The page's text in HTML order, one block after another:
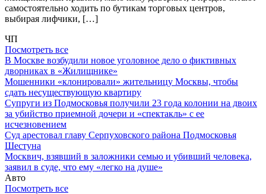
самостоятельно ходить по бутикам торговых центров,
выбирая лифчики, […]
ЧП
Посмотреть все
В Москве возбудили новое уголовное дело о фиктивных
дворниках в «Жилищнике»
Мошенники «клонировали» жительницу Москвы, чтобы
сдать несуществующую квартиру
Супруги из Подмосковья получили 23 года колонии на двоих
за убийство приемной дочери и «спектакль» с ее
исчезновением
Суд арестовал главу Серпуховского района Подмосковья
Шестуна
Москвич, взявший в заложники семью и убивший человека,
заявил в суде, что ему «легко на душе»
Авто
Посмотреть все